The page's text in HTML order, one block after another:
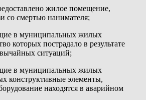
жилое помещение,
со смертью нанимателя;
в муниципальных жилых
которых пострадало в результате
ситуаций;
в муниципальных жилых
конструктивные элементы,
находятся в аварийном